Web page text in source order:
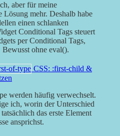
aber für meine
mehr. Deshalb habe
einen schlanken
Conditional Tags steuert
per Conditional Tags,
ohne eval().
CSS: :first-child &
werden häufig verwechselt.
ich, worin der Unterschied
das erste Element
ansprichst.